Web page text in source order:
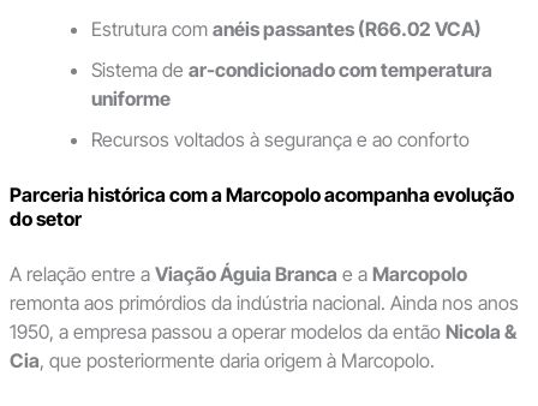
Estrutura com anéis passantes (R66.02 VCA)
Sistema de ar-condicionado com temperatura
uniforme
Recursos voltados à segurança e ao conforto
Parceria histórica com a Marcopolo acompanha evolução
do setor
A relação entre a Viação Águia Branca e a Marcopolo
remonta aos primórdios da indústria nacional. Ainda nos anos
1950, a empresa passou a operar modelos da então Nicola &
Cia, que posteriormente daria origem à Marcopolo.